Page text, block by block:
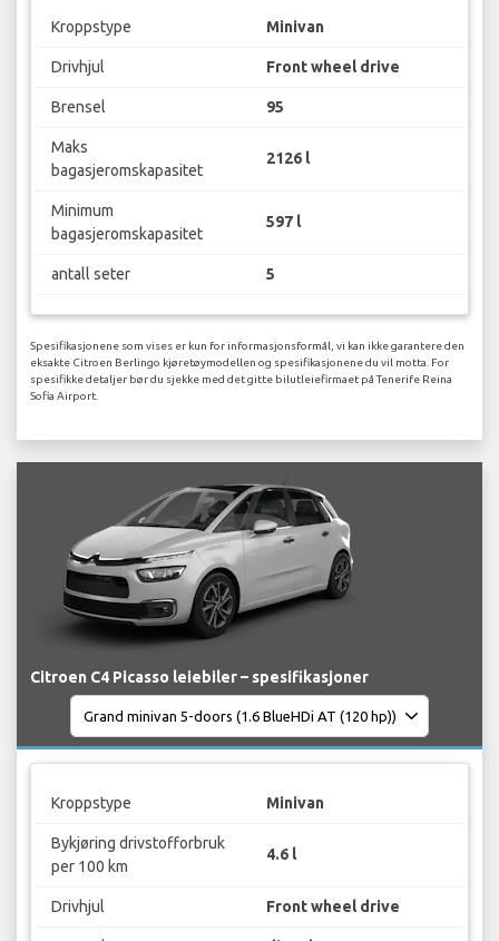
Kroppstype Minivan
Drivhjul Front wheel drive
Brensel 95
Maks
bagasjeromskapasitet
2126 l
Minimum
bagasjeromskapasitet
597 l
antall seter 5
Spesifikasjonene som vises er kun for informasjonsformål, vi kan ikke garantere den
eksakte Citroen Berlingo kjøretøymodellen og spesifikasjonene du vil motta. For
spesifikke detaljer bør du sjekke med det gitte bilutleiefirmaet på Tenerife Reina
Sofia Airport.
Citroen C4 Picasso leiebiler – spesifikasjoner
Kroppstype Minivan
Bykjøring drivstofforbruk
per 100 km
4.6 l
Drivhjul Front wheel drive